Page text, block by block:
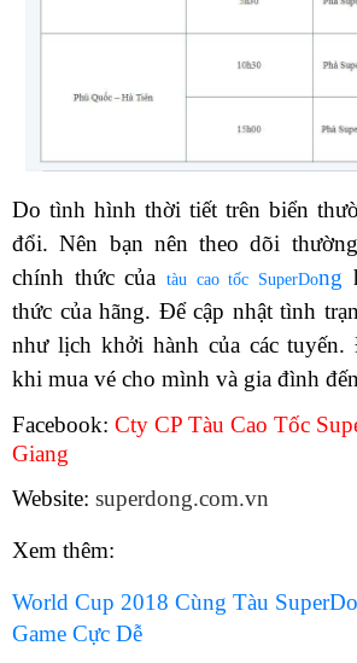
Do tình hình thời tiết trên biển
đổi. Nên bạn nên theo dõi
chính thức của tàu cao tốc SuperDong
thức của hãng. Để cập nhật tình
như lịch khởi hành của các
khi mua vé cho mình và gia đình
Facebook: Cty CP Tàu Cao Tốc
Giang
Website: superdong.com.vn
Xem thêm:
World Cup 2018 Cùng Tàu
Game Cực Dễ